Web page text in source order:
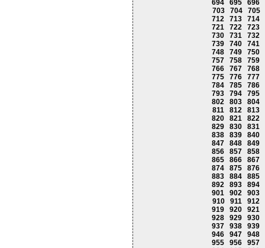
694
695
696
703
704
705
712
713
714
721
722
723
730
731
732
739
740
741
748
749
750
757
758
759
766
767
768
775
776
777
784
785
786
793
794
795
802
803
804
811
812 813
820
821
822
829
830
831
838
839
840
847
848
849
856
857
858
865
866
867
874
875
876
883
884
885
892
893
894
901
902
903
910
911 912
919
920
921
928
929
930
937
938
939
946
947
948
955
956
957